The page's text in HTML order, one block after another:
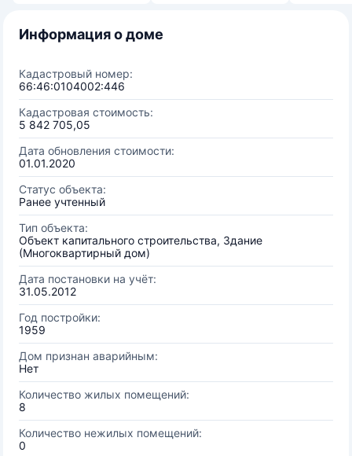
Информация о доме
Кадастровый номер:
66:46:0104002:446
Кадастровая стоимость:
5 842 705,05
Дата обновления стоимости:
01.01.2020
Статус объекта:
Ранее учтенный
Тип объекта:
Объект капитального строительства, Здание
(Многоквартирный дом)
Дата постановки на учёт:
31.05.2012
Год постройки:
1959
Дом признан аварийным:
Нет
Количество жилых помещений:
8
Количество нежилых помещений:
0